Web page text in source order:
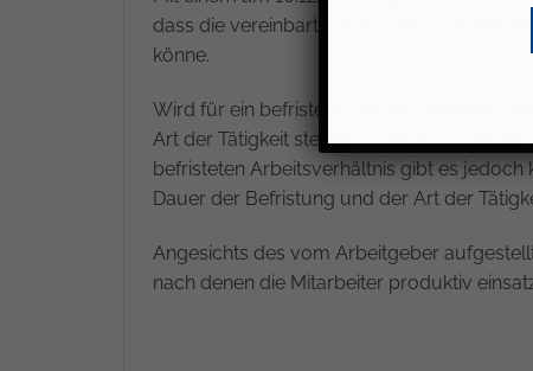
dass die vereinbarte Probezeit
könne.
Wird für ein befristetes Arbeitsverhältnis
Art der Tätigkeit stehen. So ist es im
befristeten Arbeitsverhältnis gibt es
Dauer der Befristung und der Art der
Angesichts des vom Arbeitgeber
nach denen die Mitarbeiter produktiv